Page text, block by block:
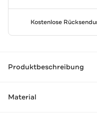
Kostenlose
Produktbeschreibung
Material